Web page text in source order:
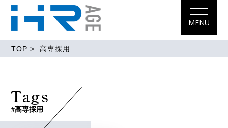
MENU
TOP > 高専採用
Tags
#高専採用